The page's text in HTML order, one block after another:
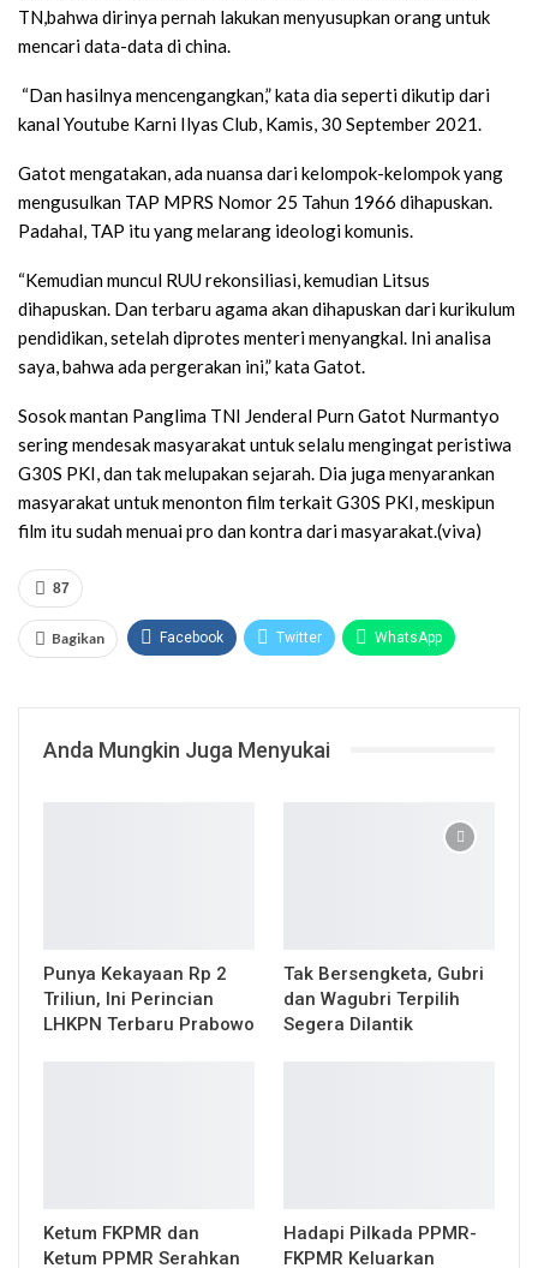
TN,bahwa dirinya pernah lakukan menyusupkan orang untuk
mencari data-data di china.
“Dan hasilnya mencengangkan,” kata dia seperti dikutip dari
kanal Youtube Karni Ilyas Club, Kamis, 30 September 2021.
Gatot mengatakan, ada nuansa dari kelompok-kelompok yang
mengusulkan TAP MPRS Nomor 25 Tahun 1966 dihapuskan.
Padahal, TAP itu yang melarang ideologi komunis.
“Kemudian muncul RUU rekonsiliasi, kemudian Litsus
dihapuskan. Dan terbaru agama akan dihapuskan dari kurikulum
pendidikan, setelah diprotes menteri menyangkal. Ini analisa
saya, bahwa ada pergerakan ini,” kata Gatot.
Sosok mantan Panglima TNI Jenderal Purn Gatot Nurmantyo
sering mendesak masyarakat untuk selalu mengingat peristiwa
G30S PKI, dan tak melupakan sejarah. Dia juga menyarankan
masyarakat untuk menonton film terkait G30S PKI, meskipun
film itu sudah menuai pro dan kontra dari masyarakat.(viva)
87
Bagikan Facebook Twitter WhatsApp
Anda Mungkin Juga Menyukai
Punya Kekayaan Rp 2
Triliun, Ini Perincian
LHKPN Terbaru Prabowo
Tak Bersengketa, Gubri
dan Wagubri Terpilih
Segera Dilantik
Ketum FKPMR dan
Ketum PPMR Serahkan
Hadapi Pilkada PPMR-
FKPMR Keluarkan